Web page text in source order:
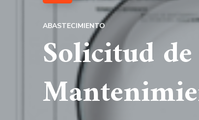
ABASTECIMIENTO
Solicitud